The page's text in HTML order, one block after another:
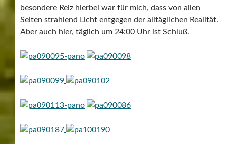
besondere Reiz hierbei war für mich, dass von allen
Seiten strahlend Licht entgegen der alltäglichen Realität.
Aber auch hier, täglich um 24:00 Uhr ist Schluß.